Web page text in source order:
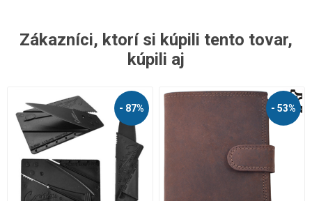
Zákazníci, ktorí si kúpili tento tovar,
kúpili aj
- 87% - 53%